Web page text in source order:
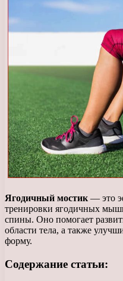
Ягодичный мостик — это
тренировки ягодичных
спины. Оно помогает
области тела, а также
форму.
Содержание статьи: